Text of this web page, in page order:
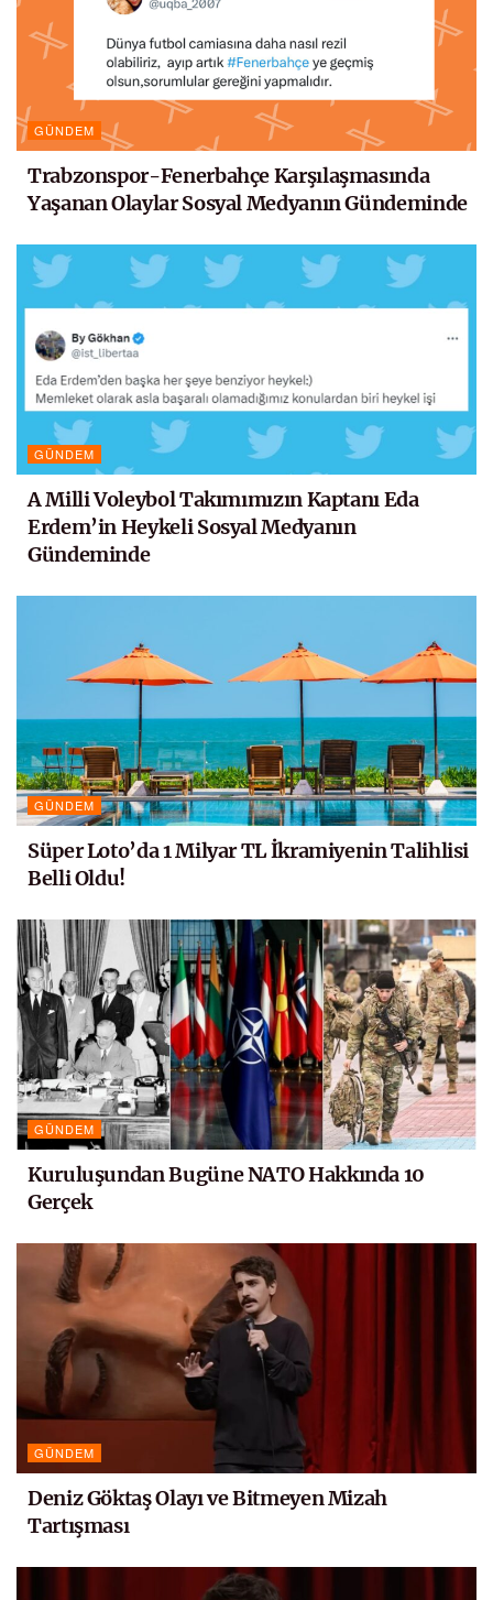
GÜNDEM
Trabzonspor-Fenerbahçe Karşılaşmasında
Yaşanan Olaylar Sosyal Medyanın Gündeminde
GÜNDEM
A Milli Voleybol Takımımızın Kaptanı Eda
Erdem’in Heykeli Sosyal Medyanın
Gündeminde
GÜNDEM
Süper Loto’da 1 Milyar TL İkramiyenin Talihlisi
Belli Oldu!
GÜNDEM
Kuruluşundan Bugüne NATO Hakkında 10
Gerçek
GÜNDEM
Deniz Göktaş Olayı ve Bitmeyen Mizah
Tartışması